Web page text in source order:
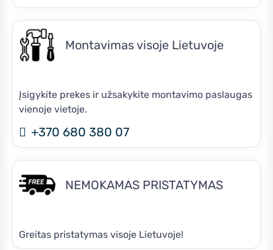
Montavimas visoje Lietuvoje
Įsigykite prekes ir užsakykite montavimo paslaugas
vienoje vietoje.
+370 680 380 07
NEMOKAMAS PRISTATYMAS
Greitas pristatymas visoje Lietuvoje!